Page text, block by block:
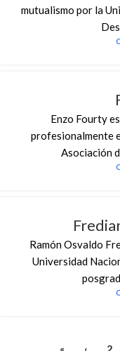
mutualismo por la
Enzo Fourty
profesionalmente
Asociación
Ramón Osvaldo
Universidad
« ‹ 2